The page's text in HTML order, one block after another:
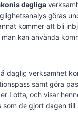
dagliga
göras
kommer att bli
kan använda
daglig verksamhet
samt göra
Lotta, och visar
som de gjort dagen till